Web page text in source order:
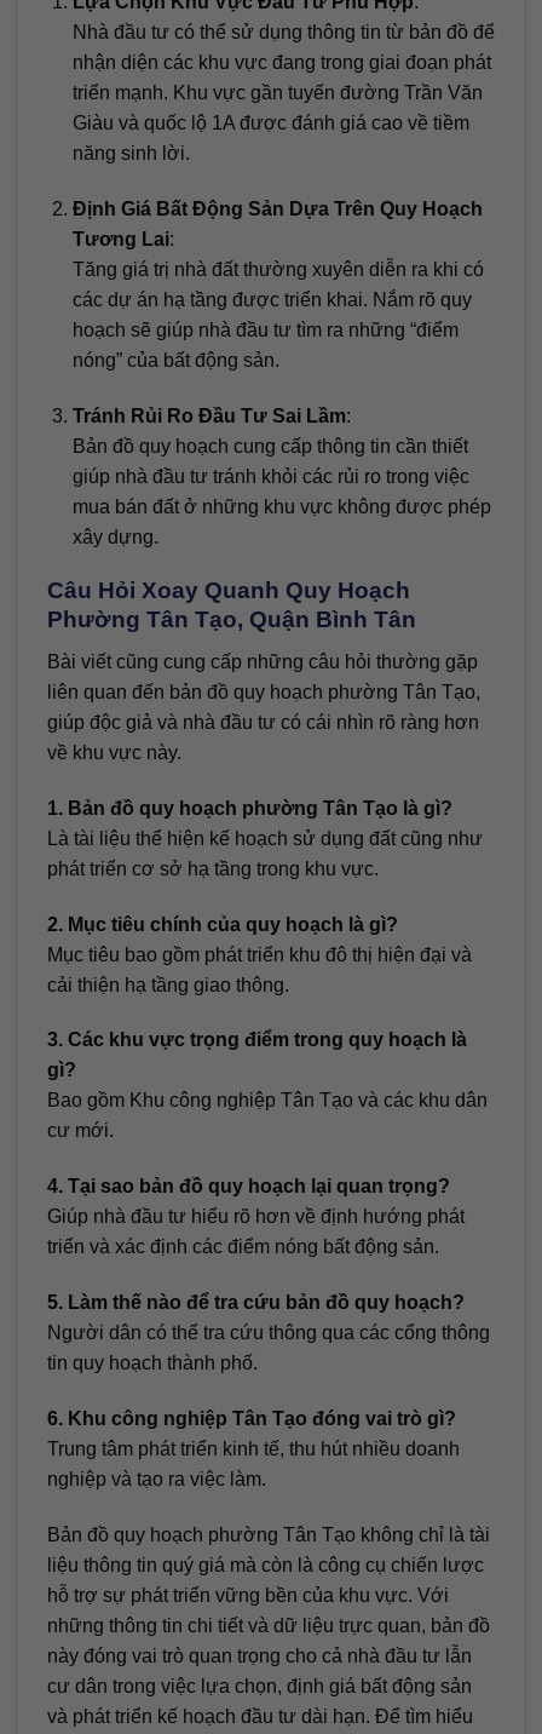
Nhà đầu tư có thể sử dụng thông tin từ bản đồ để
nhận diện các khu vực đang trong giai đoạn phát
triển mạnh. Khu vực gần tuyến đường Trần Văn
Giàu và quốc lộ 1A được đánh giá cao về tiềm
năng sinh lời.
Định Giá Bất Động Sản Dựa Trên Quy Hoạch
Tương Lai:
Tăng giá trị nhà đất thường xuyên diễn ra khi có
các dự án hạ tầng được triển khai. Nắm rõ quy
hoạch sẽ giúp nhà đầu tư tìm ra những “điểm
nóng” của bất động sản.
Tránh Rủi Ro Đầu Tư Sai Lầm:
Bản đồ quy hoạch cung cấp thông tin cần thiết
giúp nhà đầu tư tránh khỏi các rủi ro trong việc
mua bán đất ở những khu vực không được phép
xây dựng.
Câu Hỏi Xoay Quanh Quy Hoạch
Phường Tân Tạo, Quận Bình Tân
Bài viết cũng cung cấp những câu hỏi thường gặp
liên quan đến bản đồ quy hoạch phường Tân Tạo,
giúp độc giả và nhà đầu tư có cái nhìn rõ ràng hơn
về khu vực này.
1. Bản đồ quy hoạch phường Tân Tạo là gì?
Là tài liệu thể hiện kế hoạch sử dụng đất cũng như
phát triển cơ sở hạ tầng trong khu vực.
2. Mục tiêu chính của quy hoạch là gì?
Mục tiêu bao gồm phát triển khu đô thị hiện đại và
cải thiện hạ tầng giao thông.
3. Các khu vực trọng điểm trong quy hoạch là
gì?
Bao gồm Khu công nghiệp Tân Tạo và các khu dân
cư mới.
4. Tại sao bản đồ quy hoạch lại quan trọng?
Giúp nhà đầu tư hiểu rõ hơn về định hướng phát
triển và xác định các điểm nóng bất động sản.
5. Làm thế nào để tra cứu bản đồ quy hoạch?
Người dân có thể tra cứu thông qua các cổng thông
tin quy hoạch thành phố.
6. Khu công nghiệp Tân Tạo đóng vai trò gì?
Trung tâm phát triển kinh tế, thu hút nhiều doanh
nghiệp và tạo ra việc làm.
Bản đồ quy hoạch phường Tân Tạo không chỉ là tài
liệu thông tin quý giá mà còn là công cụ chiến lược
hỗ trợ sự phát triển vững bền của khu vực. Với
những thông tin chi tiết và dữ liệu trực quan, bản đồ
này đóng vai trò quan trọng cho cả nhà đầu tư lẫn
cư dân trong việc lựa chọn, định giá bất động sản
và phát triển kế hoạch đầu tư dài hạn. Để tìm hiểu